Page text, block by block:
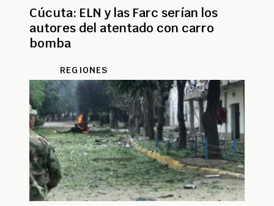
Cúcuta: ELN y las Farc serían los
autores del atentado con carro
bomba
REGIONES